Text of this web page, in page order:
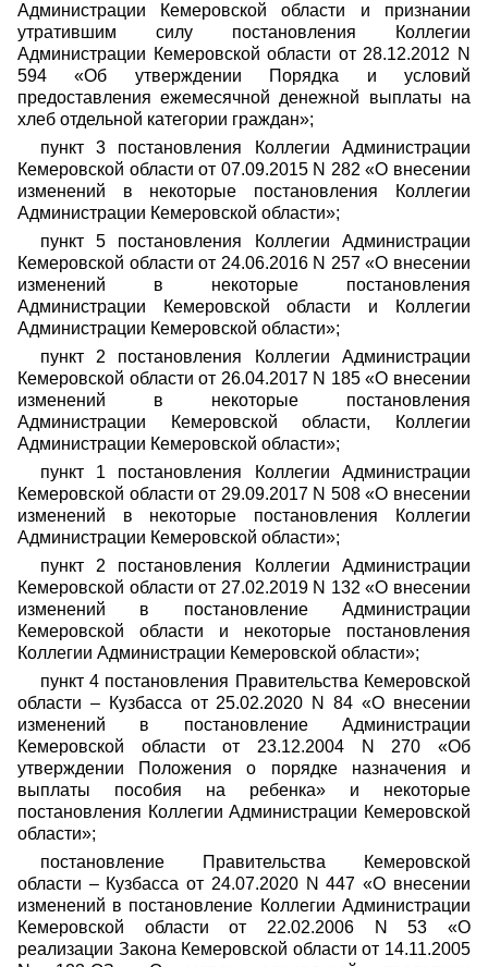
Администрации Кемеровской области и признании
утратившим силу постановления Коллегии
Администрации Кемеровской области от 28.12.2012 N
594 «Об утверждении Порядка и условий
предоставления ежемесячной денежной выплаты на
хлеб отдельной категории граждан»;
пункт 3 постановления Коллегии Администрации
Кемеровской области от 07.09.2015 N 282 «О внесении
изменений в некоторые постановления Коллегии
Администрации Кемеровской области»;
пункт 5 постановления Коллегии Администрации
Кемеровской области от 24.06.2016 N 257 «О внесении
изменений в некоторые постановления
Администрации Кемеровской области и Коллегии
Администрации Кемеровской области»;
пункт 2 постановления Коллегии Администрации
Кемеровской области от 26.04.2017 N 185 «О внесении
изменений в некоторые постановления
Администрации Кемеровской области, Коллегии
Администрации Кемеровской области»;
пункт 1 постановления Коллегии Администрации
Кемеровской области от 29.09.2017 N 508 «О внесении
изменений в некоторые постановления Коллегии
Администрации Кемеровской области»;
пункт 2 постановления Коллегии Администрации
Кемеровской области от 27.02.2019 N 132 «О внесении
изменений в постановление Администрации
Кемеровской области и некоторые постановления
Коллегии Администрации Кемеровской области»;
пункт 4 постановления Правительства Кемеровской
области – Кузбасса от 25.02.2020 N 84 «О внесении
изменений в постановление Администрации
Кемеровской области от 23.12.2004 N 270 «Об
утверждении Положения о порядке назначения и
выплаты пособия на ребенка» и некоторые
постановления Коллегии Администрации Кемеровской
области»;
постановление Правительства Кемеровской
области – Кузбасса от 24.07.2020 N 447 «О внесении
изменений в постановление Коллегии Администрации
Кемеровской области от 22.02.2006 N 53 «О
реализации Закона Кемеровской области от 14.11.2005